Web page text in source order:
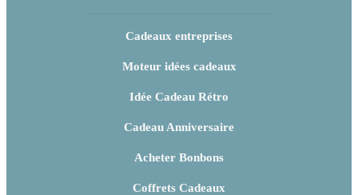
Cadeaux entreprises
Moteur idées cadeaux
Idée Cadeau Rétro
Cadeau Anniversaire
Acheter Bonbons
Coffrets Cadeaux